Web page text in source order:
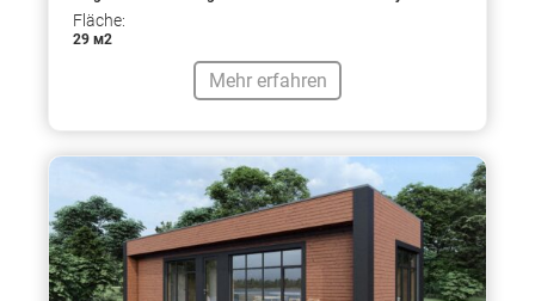
Fläche:
29 м2
Mehr erfahren